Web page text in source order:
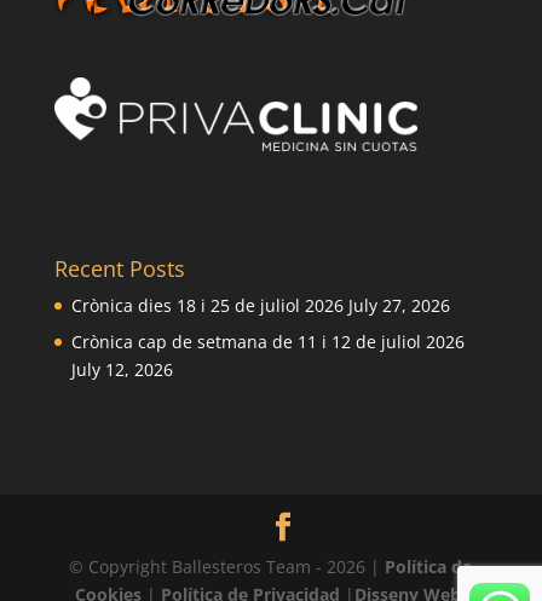
Recent Posts
Crònica dies 18 i 25 de juliol 2026 July 27, 2026
Crònica cap de setmana de 11 i 12 de juliol 2026
July 12, 2026
© Copyright Ballesteros Team - 2026 | Política de
Cookies | Política de Privacidad | Disseny Web: